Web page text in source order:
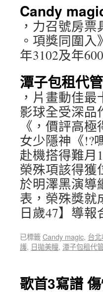
Candy
，力召號房
。項獎同圍
年3102及年
潭子包租代管
，片畫動佳
影球全受深品
《，價評高
女少隱神《!?
赴機搭得難月
榮殊項該得獲
於明澤黑演導
表，榮殊獎就
日歲47】導
已標籤Candy magic, 台
護, 日拋美瞳, 潭子包租代
歌首3寫譜